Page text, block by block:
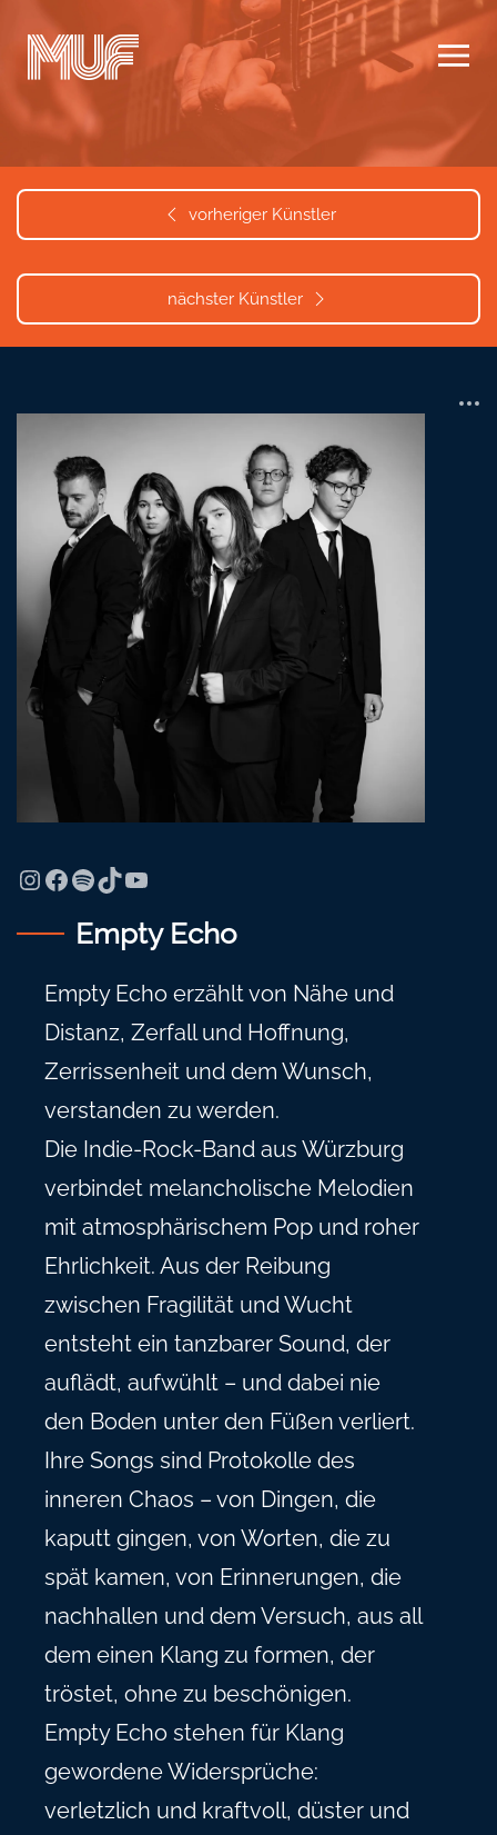
Zum Hauptinhalt springen
vorheriger Künstler
nächster Künstler
InstagramFacebook Spotify TikTok YouTube
Empty Echo
Empty Echo erzählt von Nähe und
Distanz, Zerfall und Hoffnung,
Zerrissenheit und dem Wunsch,
verstanden zu werden.
Die Indie-Rock-Band aus Würzburg
verbindet melancholische Melodien
mit atmosphärischem Pop und roher
Ehrlichkeit. Aus der Reibung
zwischen Fragilität und Wucht
entsteht ein tanzbarer Sound, der
auflädt, aufwühlt – und dabei nie
den Boden unter den Füßen verliert.
Ihre Songs sind Protokolle des
inneren Chaos – von Dingen, die
kaputt gingen, von Worten, die zu
spät kamen, von Erinnerungen, die
nachhallen und dem Versuch, aus all
dem einen Klang zu formen, der
tröstet, ohne zu beschönigen.
Empty Echo stehen für Klang
gewordene Widersprüche:
verletzlich und kraftvoll, düster und